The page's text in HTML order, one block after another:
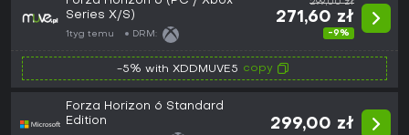
Series X/S)
1tyg temu DRM:
299,00 zł
271,60 zł
-9%
-5% with XDDMUVE5 copy
Forza Horizon 6 Standard
Edition
299,00 zł